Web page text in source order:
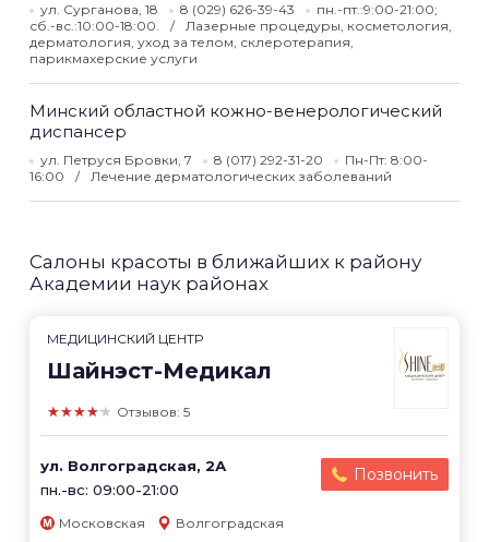
ул. Сурганова, 18 8 (029) 626-39-43
пн.-пт.:9:00-21:00;
сб.-вс.:10:00-18:00.
Лазерные процедуры, косметология,
дерматология, уход за телом, склеротерапия,
парикмахерские услуги
Минский областной кожно-венерологический
диспансер
ул. Петруся Бровки, 7 8 (017) 292-31-20
Пн-Пт: 8:00-
16:00
Лечение дерматологических заболеваний
Салоны красоты в ближайших к району
Академии наук районах
МЕДИЦИНСКИЙ ЦЕНТР
Шайнэст-Медикал
★★★★★ Отзывов: 5
ул. Волгоградская, 2А
пн.-вс: 09:00-21:00
Позвонить
Московская Волгоградская